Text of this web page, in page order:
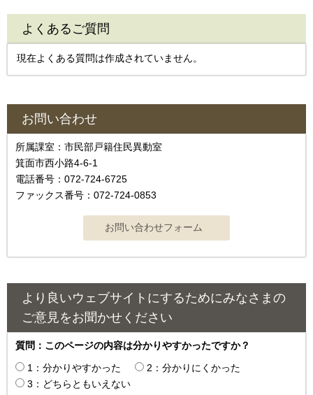
よくあるご質問
現在よくある質問は作成されていません。
お問い合わせ
所属課室：市民部戸籍住民異動室
箕面市西小路4‐6‐1
電話番号：072-724-6725
ファックス番号：072-724-0853
より良いウェブサイトにするためにみなさまの
ご意見をお聞かせください
質問：このページの内容は分かりやすかったですか？
1：分かりやすかった
2：分かりにくかった
3：どちらともいえない